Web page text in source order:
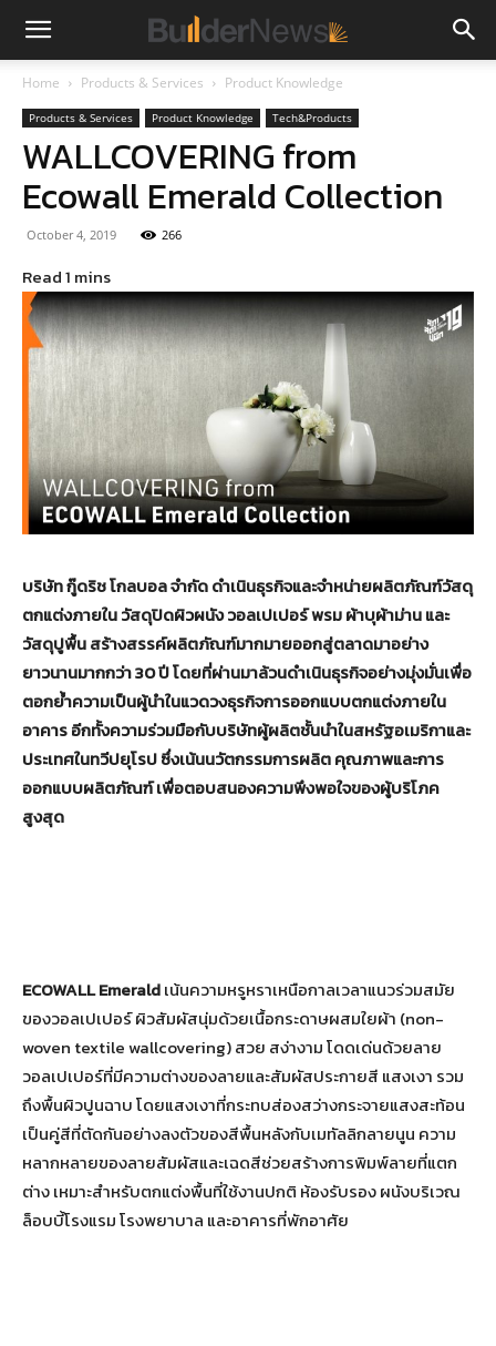
Home Products & Services Product Knowledge
Products & Services Product Knowledge Tech&Products
WALLCOVERING from
Ecowall Emerald Collection
October 4, 2019 266
บริษัท กู๊ดริช โกลบอล จำกัด ดำเนินธุรกิจและจำหน่ายผลิตภัณฑ์วัสดุ
ตกแต่งภายใน วัสดุปิดผิวผนัง วอลเปเปอร์ พรม ผ้าบุผ้าม่าน และ
วัสดุปูพื้น สร้างสรรค์ผลิตภัณฑ์มากมายออกสู่ตลาดมาอย่าง
ยาวนานมากกว่า 30 ปี โดยที่ผ่านมาล้วนดำเนินธุรกิจอย่างมุ่งมั่นเพื่อ
ตอกย้ำความเป็นผู้นำในแวดวงธุรกิจการออกแบบตกแต่งภายใน
อาคาร อีกทั้งความร่วมมือกับบริษัทผู้ผลิตชั้นนำในสหรัฐอเมริกาและ
ประเทศในทวีปยุโรป ซึ่งเน้นนวัตกรรมการผลิต คุณภาพและการ
ออกแบบผลิตภัณฑ์ เพื่อตอบสนองความพึงพอใจของผู้บริโภค
สูงสุด
ECOWALL Emeraldเน้นความหรูหราเหนือกาลเวลาแนวร่วมสมัย
ของวอลเปเปอร์ ผิวสัมผัสนุ่มด้วยเนื้อกระดาษผสมใยผ้า (non-
woven textile wallcovering) สวย สง่างาม โดดเด่นด้วยลาย
วอลเปเปอร์ที่มีความต่างของลายและสัมผัสประกายสี แสงเงา รวม
ถึงพื้นผิวปูนฉาบ โดยแสงเงาที่กระทบส่องสว่างกระจายแสงสะท้อน
เป็นคู่สีที่ตัดกันอย่างลงตัวของสีพื้นหลังกับเมทัลลิกลายนูน ความ
หลากหลายของลายสัมผัสและเฉดสีช่วยสร้างการพิมพ์ลายที่แตก
ต่าง เหมาะสำหรับตกแต่งพื้นที่ใช้งานปกติ ห้องรับรอง ผนังบริเวณ
ล็อบบี้โรงแรม โรงพยาบาล และอาคารที่พักอาศัย